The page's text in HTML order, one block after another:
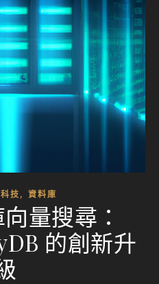
科技, 資料庫
量搜尋：
的創新升